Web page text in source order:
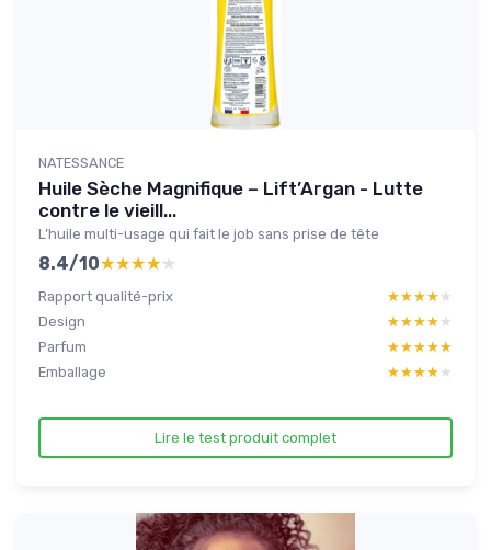
NATESSANCE
Huile Sèche Magnifique – Lift’Argan - Lutte
contre le vieill...
L’huile multi-usage qui fait le job sans prise de tête
8.4/10★★★★★
★★★★★
Rapport qualité-prix ★★★★★
★★★★★
Design
★★★★★
★★★★★
Parfum
★★★★★
★★★★★
Emballage
★★★★★
★★★★★
Lire le test produit complet